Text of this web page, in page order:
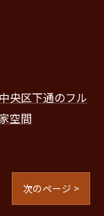
央区下通のフル
空間
次のページ >